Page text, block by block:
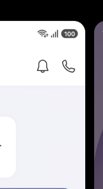
Na ekranu se vidi